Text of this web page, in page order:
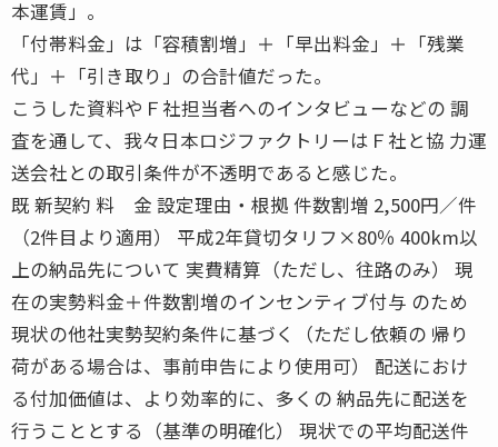
本運賃」。
「付帯料金」は「容積割増」＋「早出料金」＋「残業
代」＋「引き取り」の合計値だった。
こうした資料やＦ社担当者へのインタビューなどの 調
査を通して、我々日本ロジファクトリーはＦ社と協 力運
送会社との取引条件が不透明であると感じた。
既 新契約 料 金 設定理由・根拠 件数割増 2,500円／件
（2件目より適用） 平成2年貸切タリフ×80％ 400km以
上の納品先について 実費精算（ただし、往路のみ） 現
在の実勢料金＋件数割増のインセンティブ付与 のため
現状の他社実勢契約条件に基づく（ただし依頼の 帰り
荷がある場合は、事前申告により使用可） 配送におけ
る付加価値は、より効率的に、多くの 納品先に配送を
行うこととする（基準の明確化） 現状での平均配送件